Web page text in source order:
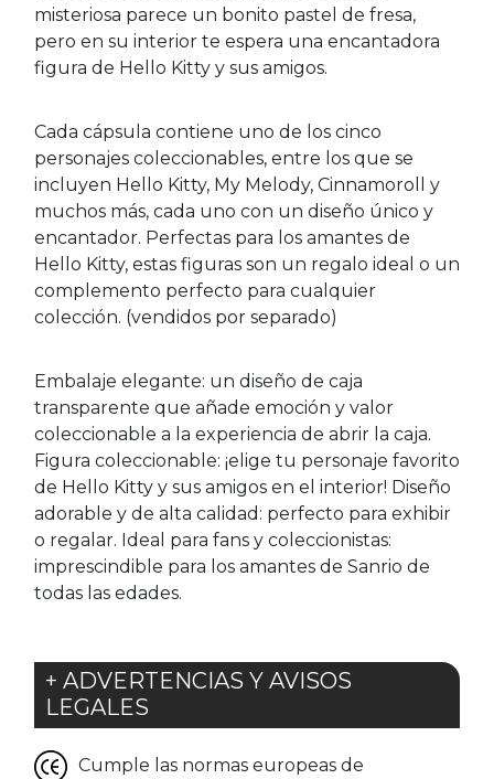
misteriosa parece un bonito pastel de fresa,
pero en su interior te espera una encantadora
figura de Hello Kitty y sus amigos.
Cada cápsula contiene uno de los cinco
personajes coleccionables, entre los que se
incluyen Hello Kitty, My Melody, Cinnamoroll y
muchos más, cada uno con un diseño único y
encantador. Perfectas para los amantes de
Hello Kitty, estas figuras son un regalo ideal o un
complemento perfecto para cualquier
colección. (vendidos por separado)
Embalaje elegante: un diseño de caja
transparente que añade emoción y valor
coleccionable a la experiencia de abrir la caja.
Figura coleccionable: ¡elige tu personaje favorito
de Hello Kitty y sus amigos en el interior! Diseño
adorable y de alta calidad: perfecto para exhibir
o regalar. Ideal para fans y coleccionistas:
imprescindible para los amantes de Sanrio de
todas las edades.
+ ADVERTENCIAS Y AVISOS
LEGALES
Cumple las normas europeas de